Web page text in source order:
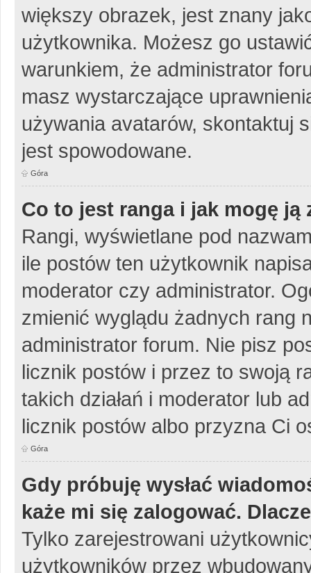
większy obrazek, jest znany
użytkownika. Możesz go
warunkiem, że administrator
masz wystarczające
używania avatarów, skontaktuj
jest spowodowane.
Góra
Co to jest ranga i jak mogę ją
Rangi, wyświetlane pod
ile postów ten użytkownik
moderator czy administrator.
zmienić wyglądu żadnych rang
administrator forum. Nie pisz
licznik postów i przez to swoją
takich działań i moderator lub
licznik postów albo przyzna Ci
Góra
Gdy próbuję wysłać
każe mi się zalogować.
Tylko zarejestrowani
użytkowników przez